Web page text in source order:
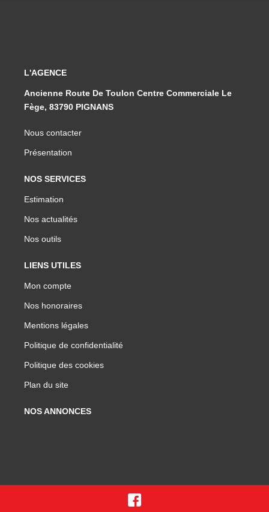
L'AGENCE
Ancienne Route De Toulon Centre Commerciale Le
Fège, 83790 PIGNANS
Nous contacter
Présentation
NOS SERVICES
Estimation
Nos actualités
Nos outils
LIENS UTILES
Mon compte
Nos honoraires
Mentions légales
Politique de confidentialité
Politique des cookies
Plan du site
NOS ANNONCES